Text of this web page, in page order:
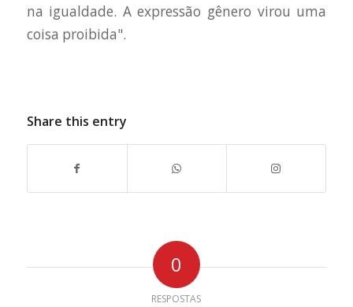
na igualdade. A expressão gênero virou uma
coisa proibida".
Share this entry
0
RESPOSTAS